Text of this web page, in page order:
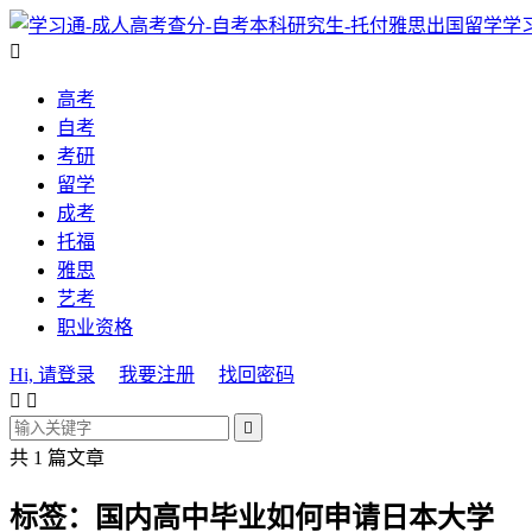
学

高考
自考
考研
留学
成考
托福
雅思
艺考
职业资格
Hi, 请登录 我要注册
找回密码
 

共 1 篇文章
标签：国内高中毕业如何申请日本大学